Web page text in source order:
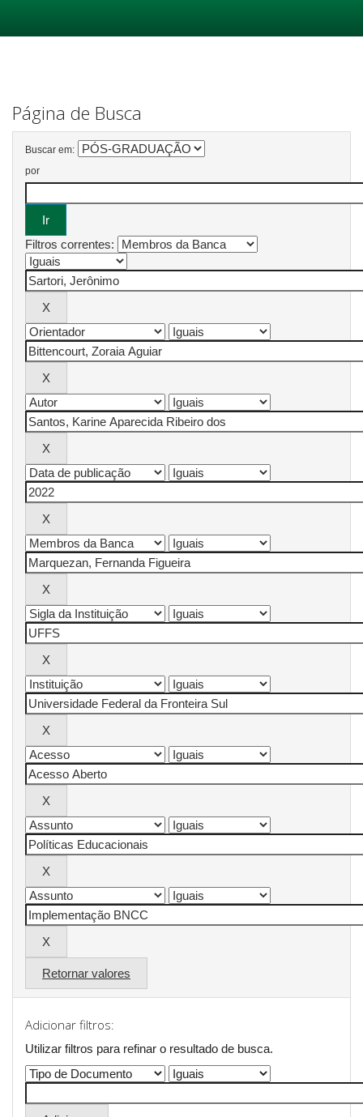
Página de Busca
Buscar em:
por
Filtros correntes:
Retornar valores
Adicionar filtros:
Utilizar filtros para refinar o resultado de busca.